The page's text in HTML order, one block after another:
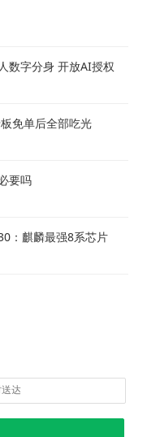
数字分身 开放AI授权
免单后全部吃光
要吗
：麒麟最强8系芯片